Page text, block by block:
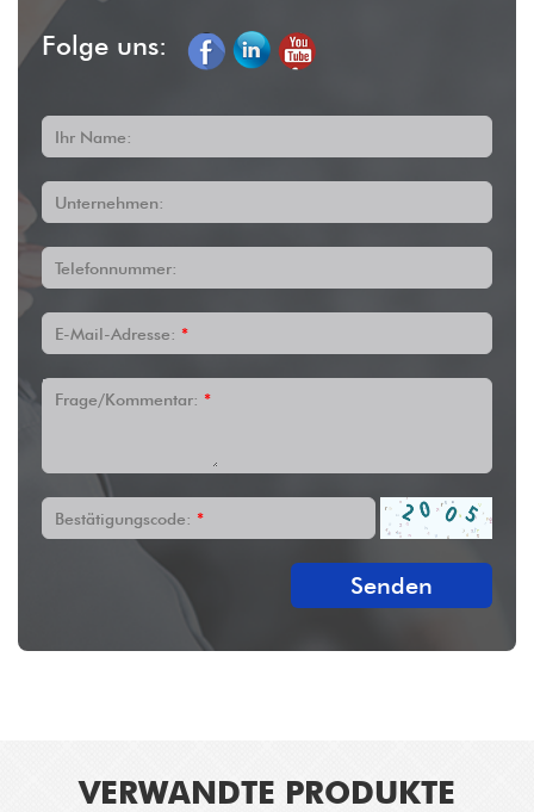
Folge uns:
Ihr Name:
Unternehmen:
Telefonnummer:
E-Mail-Adresse: *
Frage/Kommentar: *
Bestätigungscode: *
Senden
VERWANDTE PRODUKTE